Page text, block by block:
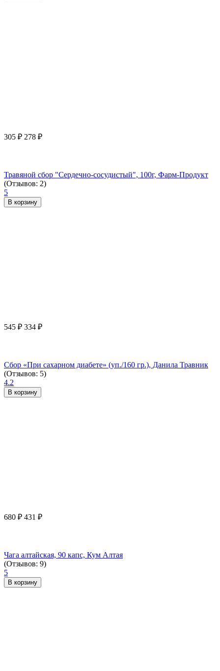
305 ₽ 278 ₽
Травяной сбор "Сердечно-сосудистый", 100г, Фарм-Продукт
(Отзывов: 2)
5
В корзину
545 ₽ 334 ₽
Сбор «При сахарном диабете» (уп./160 гр.), Данила Травник
(Отзывов: 5)
4.2
В корзину
680 ₽ 431 ₽
Чага алтайская, 90 капс, Кум Алтая
(Отзывов: 9)
5
В корзину